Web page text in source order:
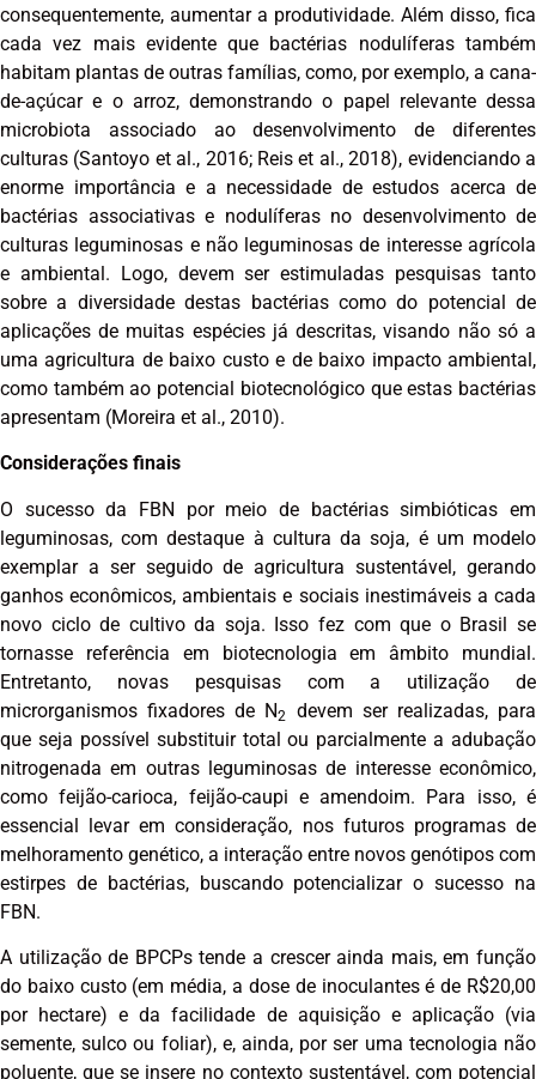
consequentemente, aumentar a produtividade. Além disso, fica
cada vez mais evidente que bactérias nodulíferas também
habitam plantas de outras famílias, como, por exemplo, a cana-
de-açúcar e o arroz, demonstrando o papel relevante dessa
microbiota associado ao desenvolvimento de diferentes
culturas (Santoyo et al., 2016; Reis et al., 2018), evidenciando a
enorme importância e a necessidade de estudos acerca de
bactérias associativas e nodulíferas no desenvolvimento de
culturas leguminosas e não leguminosas de interesse agrícola
e ambiental. Logo, devem ser estimuladas pesquisas tanto
sobre a diversidade destas bactérias como do potencial de
aplicações de muitas espécies já descritas, visando não só a
uma agricultura de baixo custo e de baixo impacto ambiental,
como também ao potencial biotecnológico que estas bactérias
apresentam (Moreira et al., 2010).
Considerações finais
O sucesso da FBN por meio de bactérias simbióticas em
leguminosas, com destaque à cultura da soja, é um modelo
exemplar a ser seguido de agricultura sustentável, gerando
ganhos econômicos, ambientais e sociais inestimáveis a cada
novo ciclo de cultivo da soja. Isso fez com que o Brasil se
tornasse referência em biotecnologia em âmbito mundial.
Entretanto, novas pesquisas com a utilização de
microrganismos fixadores de N2
devem ser realizadas, para
que seja possível substituir total ou parcialmente a adubação
nitrogenada em outras leguminosas de interesse econômico,
como feijão-carioca, feijão-caupi e amendoim. Para isso, é
essencial levar em consideração, nos futuros programas de
melhoramento genético, a interação entre novos genótipos com
estirpes de bactérias, buscando potencializar o sucesso na
FBN.
A utilização de BPCPs tende a crescer ainda mais, em função
do baixo custo (em média, a dose de inoculantes é de R$20,00
por hectare) e da facilidade de aquisição e aplicação (via
semente, sulco ou foliar), e, ainda, por ser uma tecnologia não
poluente, que se insere no contexto sustentável, com potencial